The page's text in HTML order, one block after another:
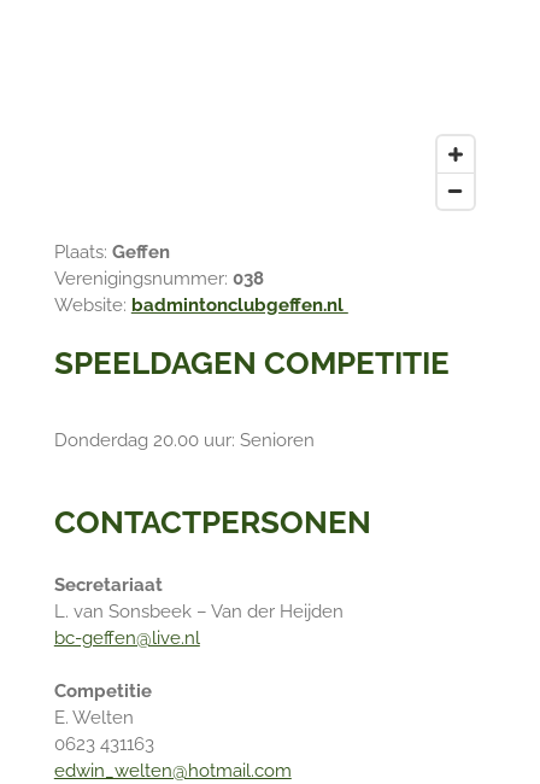
Plaats: Geffen
Verenigingsnummer: 038
Website: badmintonclubgeffen.nl
SPEELDAGEN COMPETITIE
Donderdag 20.00 uur: Senioren
CONTACTPERSONEN
Secretariaat
L. van Sonsbeek – Van der Heijden
bc-geffen@live.nl
Competitie
E. Welten
0623 431163
edwin_welten@hotmail.com